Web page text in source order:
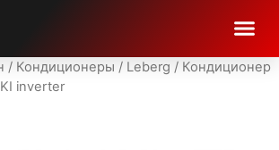
/ Кондиционеры / Leberg / Кондиционер
inverter